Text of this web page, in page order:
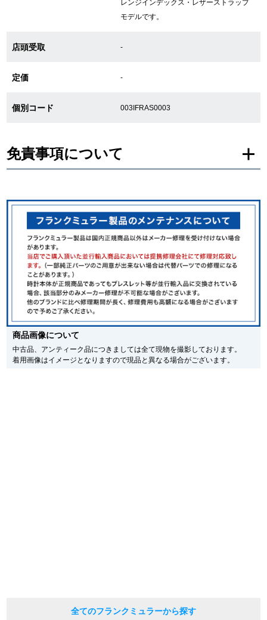
お客様の声・口コミ
受賞歴
店舗情報
銀座中央通り店 銀座本店
新宿店 大阪心斎橋店
買取サロン
GINZA RASIN公式ブログ
商品画像について
中古品、アンティーク品につきましては全て現物を撮影しております。
着用画像はイメージとなりますので現品と異なる場合がございます。
全てのフランクミュラーから探す
レンジインデックス・レザーストラップ
モデルです。
店頭受取 -
定価 -
個別コード 003IFRAS0003
免責事項について
メーカー保護シールの有無に個体差がございますのでご了承下さいませ。
また、メーカーにてマイナーチェンジがなされる場合がございますが、在庫品
の仕様で販売させていただきますので予めご了承の程お願いいたします。
尚、中古品、アンティーク品につきましては現品を撮影しております。
※光の加減やモニターの設定により、実際の商品と色目が異なる場合がござい
ます。
※シリアルナンバーや限定番号につきましては、プライバシーの関係上WEBへ
の掲載を控えております。
またお電話でお問い合わせ頂きましてもお答えできません。
※当店では店頭販売も行っております為、サイトでのご注文と店頭処理との時
間差で在庫切れになる場合がございます。
予めご了承くださいませ。
また、ご来店にてご購入を希望される場合にも、事前に在庫の確認をお電話か
メールにてお問い合わせいただけますようお願いいたします。
※アンティーク品やユーズド品の場合、外装および内部機械に代替部品を使用